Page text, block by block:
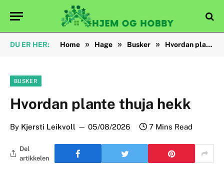
DU ER HER: Home » Hage » Busker » Hvordan plante thuja hekk
BUSKER
Hvordan plante thuja hekk
By Kjersti Leikvoll 05/08/2026 7 Mins Read
Del
artikkelen